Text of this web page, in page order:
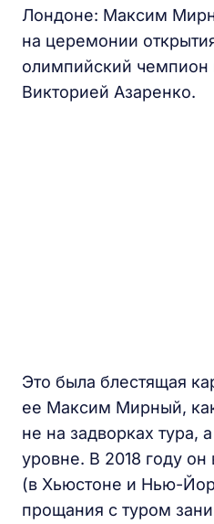
Лондоне: Максим
на церемонии
олимпийский чемпион
Викторией Азаренко.
Это была блестящая
ее Максим Мирный,
не на задворках тура,
уровне. В 2018 году он
(в Хьюстоне и Нью-
прощания с туром